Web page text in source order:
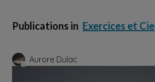
Publications in Exercices et Cie
Aurore Dulac